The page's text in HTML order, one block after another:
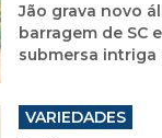
Jão grava novo
barragem de SC
submersa intriga
VARIEDADES